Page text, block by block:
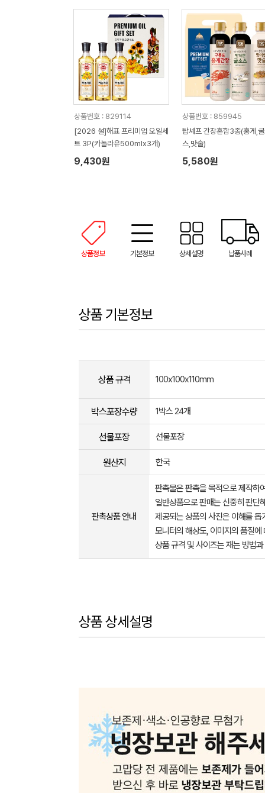
상품번호 : 829114
[2026 설]해표 프리미엄 오일세
트 3P(카놀라유500mlx3개)
9,430원
상품번호 : 859945
탑셰프 간장혼합3종(홍게,
스,맛술)
5,580원
상품정보 기본정보 상세설명 납품사례
상품 기본정보
상품 규격 100x100x110mm
박스포장수량 1박스 24개
선물포장 선물포장
원산지 한국
판촉상품 안내
판촉물은 판촉을 목적으로 제작하
일반상품으로 판매는 신중히 판단
제공되는 상품의 사진은 이해를
모니터의 해상도, 이미지의 품질
상품 규격 및 사이즈는 재는 방법
상품 상세설명